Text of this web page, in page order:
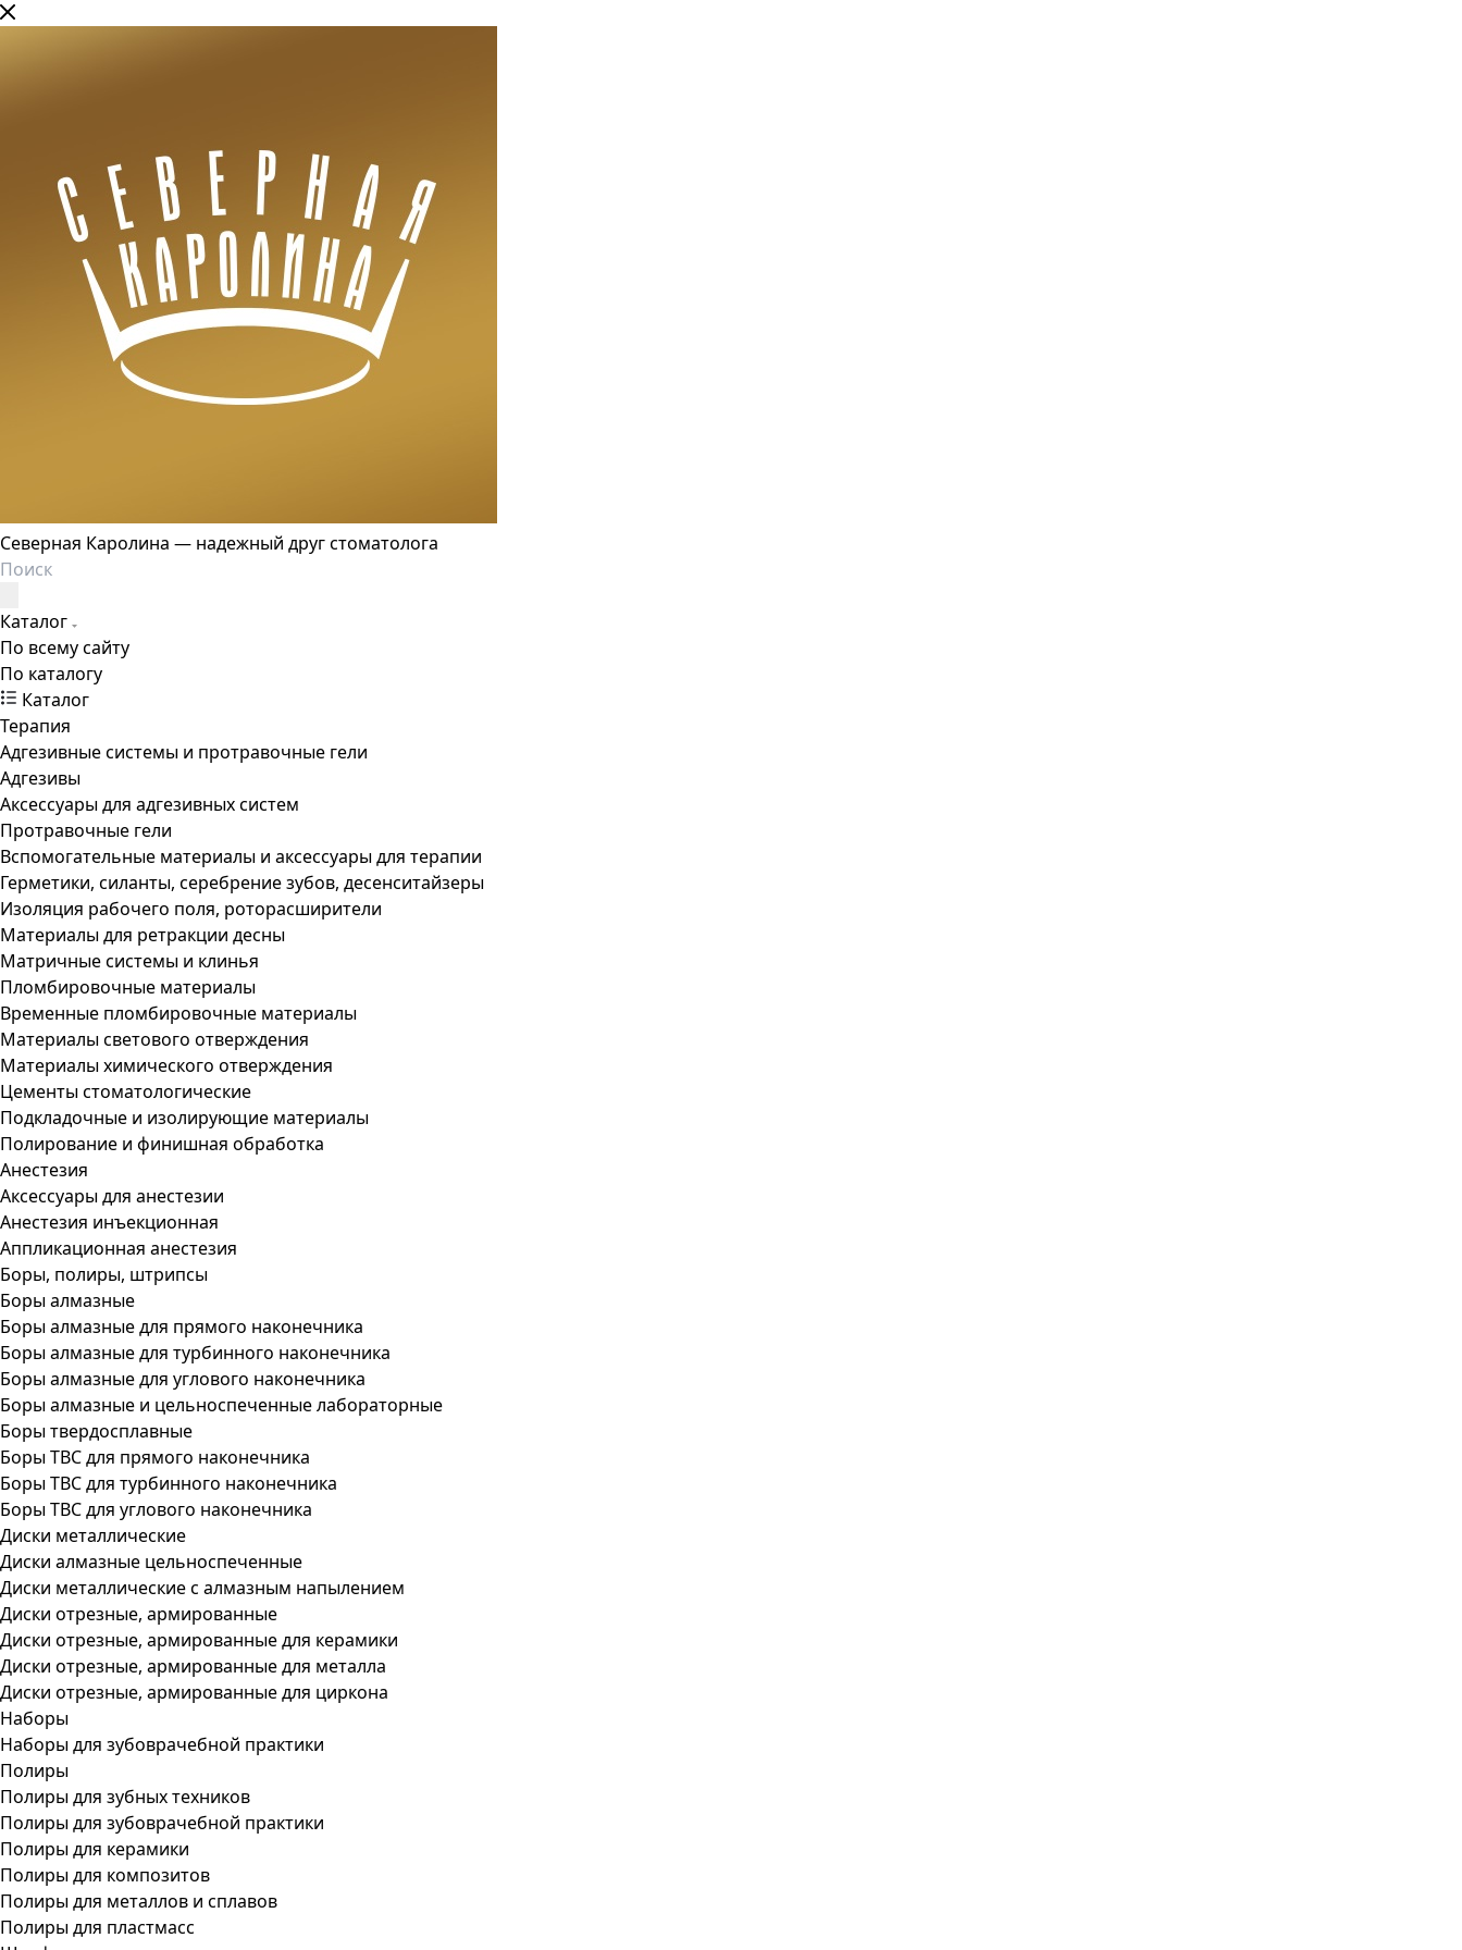
Северная Каролина — надежный друг стоматолога
Каталог
По всему сайту
По каталогу
Каталог
Терапия
Адгезивные системы и протравочные гели
Адгезивы
Аксессуары для адгезивных систем
Протравочные гели
Вспомогательные материалы и аксессуары для терапии
Герметики, силанты, серебрение зубов, десенситайзеры
Изоляция рабочего поля, роторасширители
Материалы для ретракции десны
Матричные системы и клинья
Пломбировочные материалы
Временные пломбировочные материалы
Материалы светового отверждения
Материалы химического отверждения
Цементы стоматологические
Подкладочные и изолирующие материалы
Полирование и финишная обработка
Анестезия
Аксессуары для анестезии
Анестезия инъекционная
Аппликационная анестезия
Боры, полиры, штрипсы
Боры алмазные
Боры алмазные для прямого наконечника
Боры алмазные для турбинного наконечника
Боры алмазные для углового наконечника
Боры алмазные и цельноспеченные лабораторные
Боры твердосплавные
Боры ТВС для прямого наконечника
Боры ТВС для турбинного наконечника
Боры ТВС для углового наконечника
Диски металлические
Диски алмазные цельноспеченные
Диски металлические с алмазным напылением
Диски отрезные, армированные
Диски отрезные, армированные для керамики
Диски отрезные, армированные для металла
Диски отрезные, армированные для циркона
Наборы
Наборы для зубоврачебной практики
Полиры
Полиры для зубных техников
Полиры для зубоврачебной практики
Полиры для керамики
Полиры для композитов
Полиры для металлов и сплавов
Полиры для пластмасс